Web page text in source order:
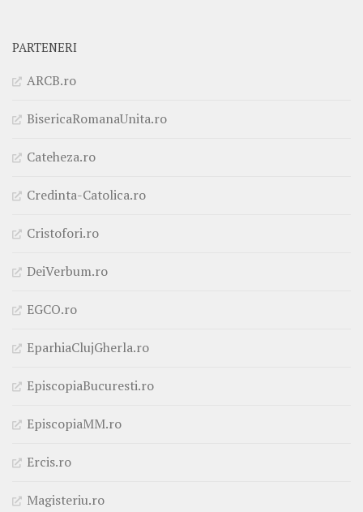
PARTENERI
ARCB.ro
BisericaRomanaUnita.ro
Cateheza.ro
Credinta-Catolica.ro
Cristofori.ro
DeiVerbum.ro
EGCO.ro
EparhiaClujGherla.ro
EpiscopiaBucuresti.ro
EpiscopiaMM.ro
Ercis.ro
Magisteriu.ro